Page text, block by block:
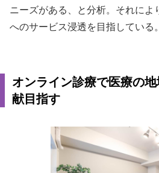
ニーズがある、と分析。それによ
へのサービス浸透を目指している。
オンライン診療で医療の
献目指す